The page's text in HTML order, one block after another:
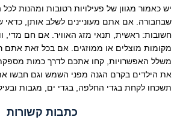
יש כאמור מגוון של פעילויות רטובות ומהנות
שבחבורה. אם אתם מעוניינים לשלב אותן, כדאי
חשובות: ראשית, תנאי מזג האוויר. אם חם מדי,
מקומות מוצלים או ממוזגים. אם בכל זאת אתם
משלל האפשרויות, קחו אתכם לדרך כמות
את הילדים בקרם הגנה מפני השמש וגם חבשו
תשכחו לקחת בגדי החלפה, בגדי ים, מגבות
כתבות קשורות